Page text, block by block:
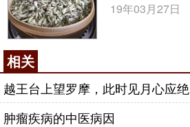
19年03月27日
相关
越王台上望罗摩，此时见月心应绝
肿瘤疾病的中医病因